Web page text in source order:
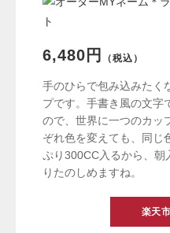
6,480円 （税込）
手のひらで包み込みたく
プです。手書き風の文字
ので、世界に一つのカッ
ぞれ色を変えても、同じ
ぷり300CC入るから、朝
りたのしめますね。
楽天